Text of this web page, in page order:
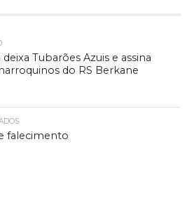
Tubarões Azuis e assina
do RS Berkane
falecimento